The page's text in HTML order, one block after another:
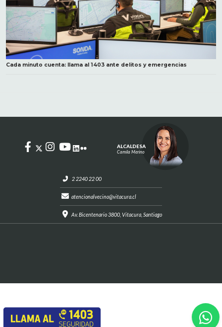
Cada minuto cuenta: llama al 1403 ante delitos y emergencias
2 2240 22 00
atencionalvecino@vitacura.cl
Av. Bicentenario 3800, Vitacura, Santiago
ALCALDESA
Camila Merino